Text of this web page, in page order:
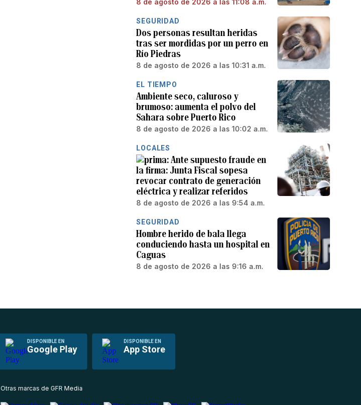
SEGURIDAD
Dos personas resultan heridas
tras ser mordidas por un perro en
Río Piedras
8 de agosto de 2026 a las 10:31 a.m.
EL TIEMPO
Ambiente seco, caluroso y
brumoso: aumenta el polvo del
Sahara sobre Puerto Rico
8 de agosto de 2026 a las 10:02 a.m.
LOCALES
Ante supuesto fraude en
la firma: Junta Fiscal sopesa
revocar contrato de generación
eléctrica y realizar referidos
8 de agosto de 2026 a las 9:54 a.m.
SEGURIDAD
Hombre herido de bala llega
conduciendo hasta un hospital en
Caguas
8 de agosto de 2026 a las 9:16 a.m.
DISPONIBLE EN
Google Play
DISPONIBLE EN
App Store
Otras marcas de GFR Media